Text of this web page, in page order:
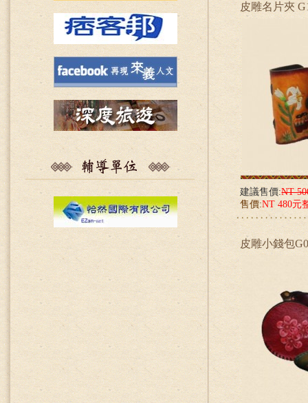
皮雕名片夾
建議售價:NT
售價:NT 480元
皮雕小錢包